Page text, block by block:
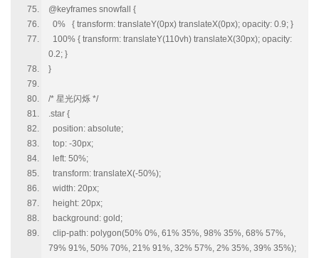
@keyframes snowfall {
0% { transform: translateY(0px) translateX(0px); opacity: 0.9; }
100% { transform: translateY(110vh) translateX(30px); opacity:
0.2; }
}
/* 星光闪烁 */
.star {
position: absolute;
top: -30px;
left: 50%;
transform: translateX(-50%);
width: 20px;
height: 20px;
background: gold;
clip-path: polygon(50% 0%, 61% 35%, 98% 35%, 68% 57%,
79% 91%, 50% 70%, 21% 91%, 32% 57%, 2% 35%, 39% 35%);